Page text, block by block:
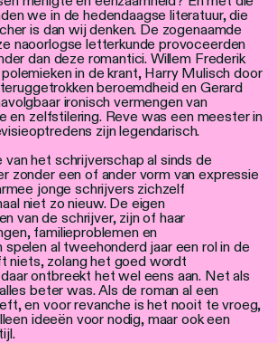
we in de hedendaagse literatuur, die
is dan wij denken. De zogenaamde
naoorlogse letterkunde provoceerden
dan deze romantici. Willem Frederik
in de krant, Harry Mulisch door
beroemdheid en Gerard
ironisch vermengen van
en zelfstilering. Reve was een meester in
zijn legendarisch.
het schrijverschap al sinds de
zonder een of ander vorm van expressie
jonge schrijvers zichzelf
niet zo nieuw. De eigen
van de schrijver, zijn of haar
familieproblemen en
spelen al tweehonderd jaar een rol in de
niets, zolang het goed wordt
ontbreekt het wel eens aan. Net als
beter was. Als de roman al een
en voor revanche is het nooit te vroeg,
ideeën voor nodig, maar ook een